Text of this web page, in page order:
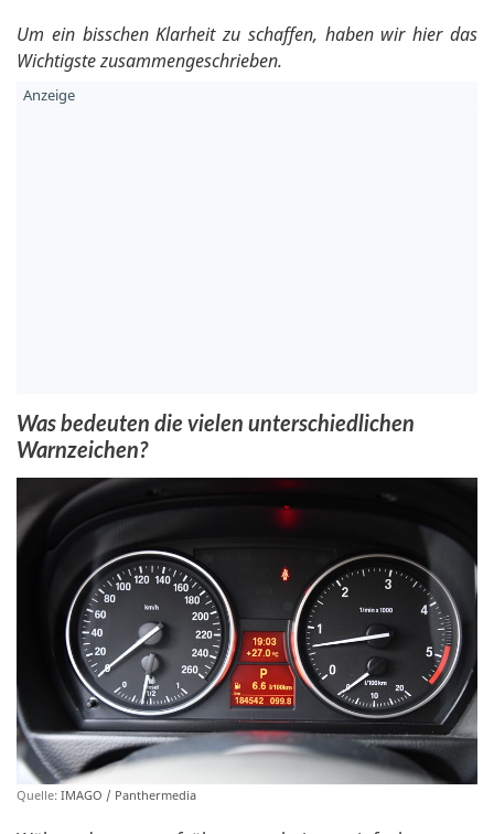
Um ein bisschen Klarheit zu schaffen, haben wir hier das
Wichtigste zusammengeschrieben.
Was bedeuten die vielen unterschiedlichen
Warnzeichen?
Quelle: IMAGO / Panthermedia